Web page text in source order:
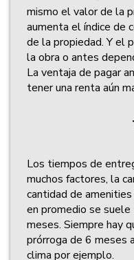
mismo el valor de la
aumenta el índice de
de la propiedad. Y el
la obra o antes
La ventaja de pagar
tener una renta aún
Los tiempos de
muchos factores, la
cantidad de
en promedio se
meses. Siempre hay
prórroga de 6 meses
clima por ejemplo.